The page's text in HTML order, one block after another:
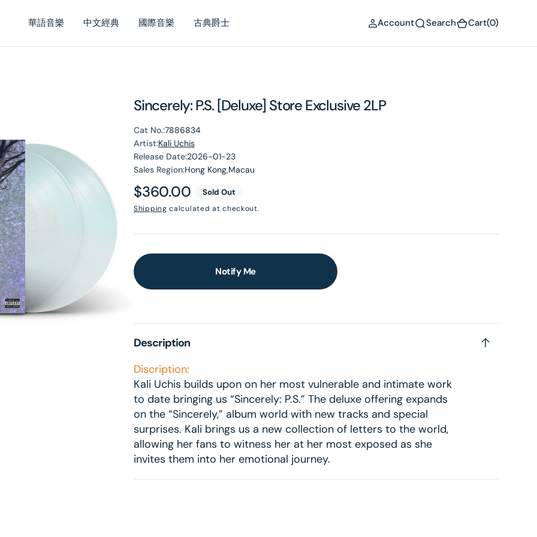
華語音樂 中文經典 國際音樂 古典爵士 Account Search Cart(0)
Sincerely: P.S. [Deluxe] Store Exclusive 2LP
Cat No.:7886834
Artist:Kali Uchis
Release Date:2026-01-23
Sales Region:Hong Kong,Macau
Regular
price
$360.00 Sold Out
Shipping calculated at checkout.
Notify Me
Description
Discription:
Kali Uchis builds upon on her most vulnerable and intimate work
to date bringing us “Sincerely: P.S.” The deluxe offering expands
on the “Sincerely,” album world with new tracks and special
surprises. Kali brings us a new collection of letters to the world,
allowing her fans to witness her at her most exposed as she
invites them into her emotional journey.